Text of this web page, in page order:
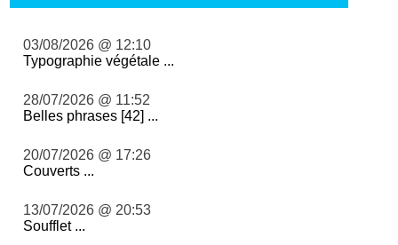
03/08/2026 @ 12:10
Typographie végétale ...
28/07/2026 @ 11:52
Belles phrases [42] ...
20/07/2026 @ 17:26
Couverts ...
13/07/2026 @ 20:53
Soufflet ...